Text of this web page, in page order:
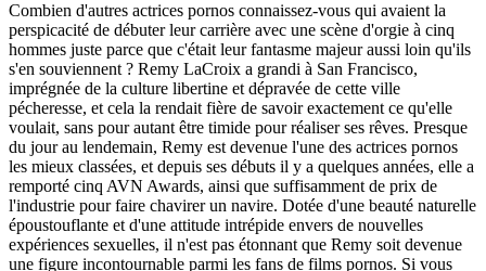
Combien d'autres actrices pornos connaissez-vous qui avaient la
perspicacité de débuter leur carrière avec une scène d'orgie à cinq
hommes juste parce que c'était leur fantasme majeur aussi loin qu'ils
s'en souviennent ? Remy LaCroix a grandi à San Francisco,
imprégnée de la culture libertine et dépravée de cette ville
pécheresse, et cela la rendait fière de savoir exactement ce qu'elle
voulait, sans pour autant être timide pour réaliser ses rêves. Presque
du jour au lendemain, Remy est devenue l'une des actrices pornos
les mieux classées, et depuis ses débuts il y a quelques années, elle a
remporté cinq AVN Awards, ainsi que suffisamment de prix de
l'industrie pour faire chavirer un navire. Dotée d'une beauté naturelle
époustouflante et d'une attitude intrépide envers de nouvelles
expériences sexuelles, il n'est pas étonnant que Remy soit devenue
une figure incontournable parmi les fans de films pornos. Si vous